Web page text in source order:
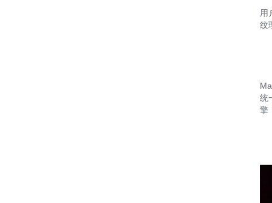
用
纹
统
擎